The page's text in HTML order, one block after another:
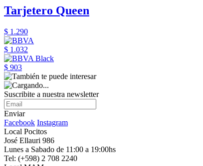
Tarjetero Queen
$ 1.290
$ 1.032
$ 903
Suscribite a nuestra newsletter
Enviar
Facebook Instagram
Local Pocitos
José Ellauri 986
Lunes a Sabado de 11:00 a 19:00hs
Tel: (+598) 2 708 2240